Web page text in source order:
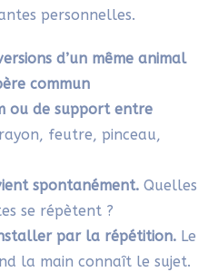
personnelles.
d’un même animal
commun
ou de support entre
feutre, pinceau,
spontanément. Quelles
se répètent ?
par la répétition. Le
la main connaît le sujet.